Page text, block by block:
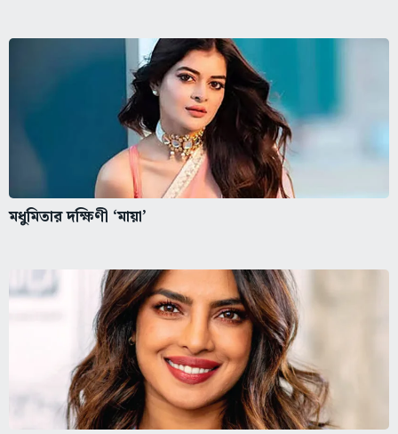
মধুমিতার দক্ষিণী ‘মায়া’